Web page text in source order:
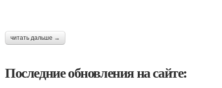
читать дальше →
Последние обновления на сайте: